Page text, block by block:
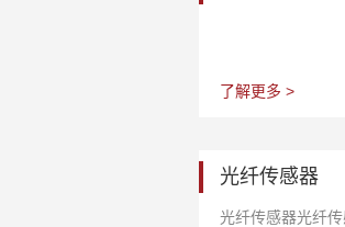
了解更多 >
光纤传感器
光纤传感器光纤